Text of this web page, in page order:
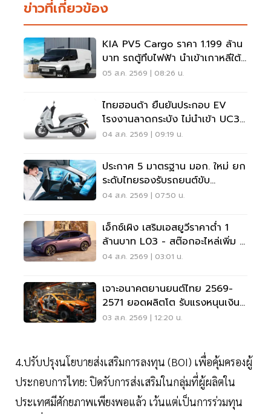
ข่าวที่เกี่ยวข้อง
KIA PV5 Cargo ราคา 1.199 ล้าน
บาท รถตู้ทึบไฟฟ้า นำเข้าเกาหลีใต้
ภาษี 0%
05 ส.ค. 2569 | 08:26 น.
ไทยฮอนด้า ยืนยันประกอบ EV
โรงงานลาดกระบัง ไม่นำเข้า UC3
เวียดนาม
04 ส.ค. 2569 | 09:19 น.
ประกาศ 5 มาตรฐาน มอก. ใหม่ ยก
ระดับไทยรองรับรถยนต์ขับ
อัตโนมัติ-ไร้คนขับ
04 ส.ค. 2569 | 07:50 น.
เอ็กซ์เผิง เสริมเอสยูวีราคาต่ำ 1
ล้านบาท L03 - สต๊อกอะไหล่เพิ่ม 3
เท่า
04 ส.ค. 2569 | 03:01 น.
เจาะอนาคตยานยนต์ไทย 2569-
2571 ยอดผลิตโต รับแรงหนุนเงินกู้
2 แสนล้าน-มาตรการ EV 3.5
03 ส.ค. 2569 | 12:20 น.
4.ปรับปรุงนโยบายส่งเสริมการลงทุน (BOI) เพื่อคุ้มครองผู้
ประกอบการไทย: ปิดรับการส่งเสริมในกลุ่มที่ผู้ผลิตใน
ประเทศมีศักยภาพเพียงพอแล้ว เว้นแต่เป็นการร่วมทุน